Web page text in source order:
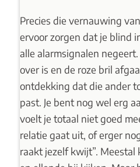
Precies die vernauwing
ervoor zorgen dat je blind
alle alarmsignalen
over is en de roze bril
ontdekking dat die ander
past. Je bent nog wel erg
voelt je totaal niet goed
relatie gaat uit, of erger
raakt jezelf kwijt”. Meestal